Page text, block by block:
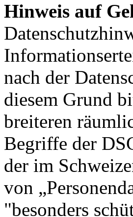
Hinweis auf
nach der
diesem Grund
breiteren
Begriffe der
der im
von
"besonders